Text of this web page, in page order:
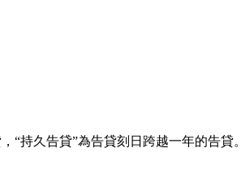
“持久告貸”為告貸刻日跨越一年的告貸。